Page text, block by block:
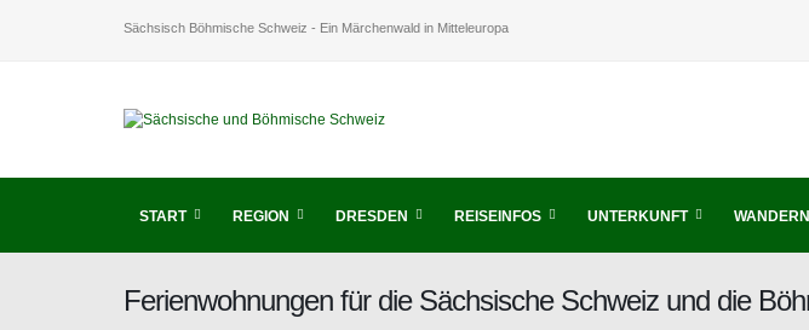
Sächsisch Böhmische Schweiz - Ein Märchenwald in Mitteleuropa
START REGION DRESDEN REISEINFOS UNTERKUNFT
Ferienwohnungen für die Sächsische Schweiz und die